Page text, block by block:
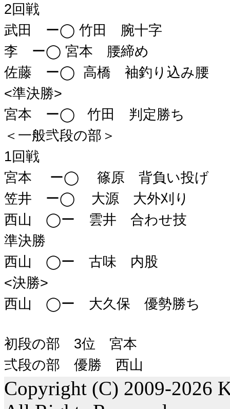
2回戦
武田 ー◯ 竹田 腕十字
李 ー◯ 宮本 腰締め
佐藤 ー◯ 高橋 袖釣り込み腰
<準決勝>
宮本 ー◯ 竹田 判定勝ち
＜一般弐段の部＞
1回戦
宮本 ー◯ 篠原 背負い投げ
笠井 ー◯ 大源 大外刈り
西山 ◯ー 雲井 合わせ技
準決勝
西山 ◯ー 古味 内股
<決勝>
西山 ◯ー 大久保 優勢勝ち
初段の部 3位 宮本
弍段の部 優勝 西山
Copyright (C) 2009-2026